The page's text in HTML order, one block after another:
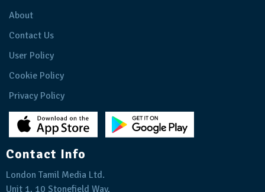
About
Contact Us
User Policy
Cookie Policy
Privacy Policy
Contact Info
London Tamil Media Ltd.
Unit 1, 10 Stonefield Way,